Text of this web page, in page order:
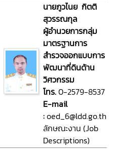
นายภูวไนย กิตติ
สุวรรณกุล
ผู้อำนวยการกลุ่ม
มาตรฐานการ
สำรวจออกแบบการ
พัฒนาที่ดินด้าน
วิศวกรรม
โทร.0-2579-8537
E-mail
:oed_6@ldd.go.th
ลักษณะงาน (Job
Descriptions)